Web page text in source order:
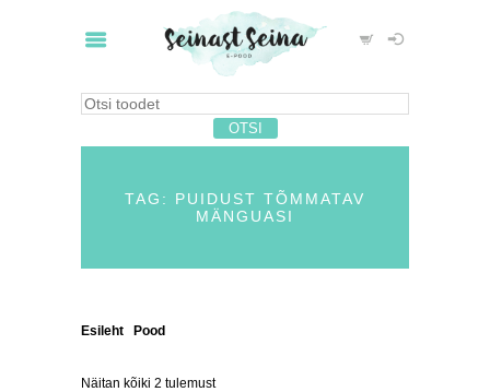
TAG: PUIDUST TÕMMATAV
MÄNGUASI
Esileht Pood
Näitan kõiki 2 tulemust